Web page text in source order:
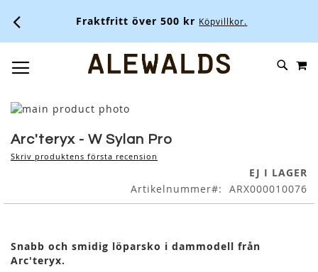
Fraktfritt över 500 kr Köpvillkor.
SKIP
Skip
the
end
of
gallery
to
the
beginning
images
Arc'teryx - W Sylan Pro
Skriv produktens första recension
EJ I LAGER
Artikelnummer
ARX000010076
Snabb och smidig löparsko i dammodell från
Arc'teryx.